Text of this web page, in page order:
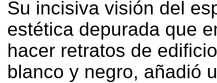
Su incisiva visión del
estética depurada que
hacer retratos de
blanco y negro, añadió